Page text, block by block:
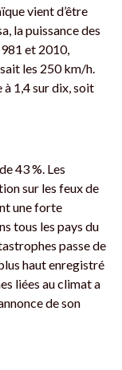
vient d’être
la puissance des
et 2010,
les 250 km/h.
à 1,4 sur dix, soit
43 %. Les
sur les feux de
une forte
tous les pays du
passe de
haut enregistré
liées au climat a
de son